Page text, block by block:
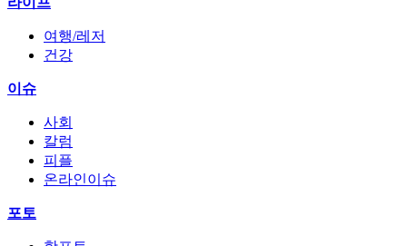
여행/레저
건강
이슈
사회
칼럼
피플
온라인이슈
포토